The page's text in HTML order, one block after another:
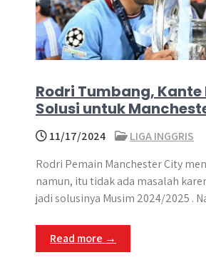
Rodri Tumbang, Kante
Solusi untuk
11/17/2024
LIGA INGGRIS
Rodri Pemain Manchester City
namun, itu tidak ada masalah
jadi solusinya Musim 2024/2025 .
Read more →